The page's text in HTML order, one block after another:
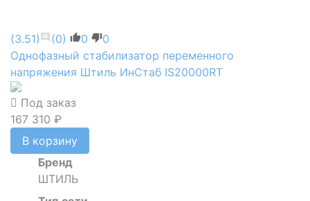
(3.51) (0) 0
0
Однофазный стабилизатор переменного
напряжения Штиль ИнСтаб IS20000RT
Под заказ
167 310 ₽
В корзину
Бренд
ШТИЛЬ